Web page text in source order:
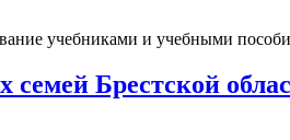
учебниками и учебными
семей Брестской